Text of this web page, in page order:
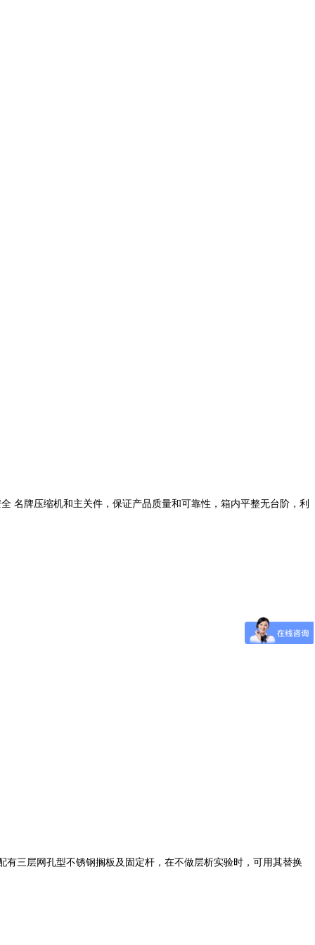
名牌压缩机和主关件，保证产品质量和可靠性，箱内平整无台阶，利
三层网孔型不锈钢搁板及固定杆，在不做层析实验时，可用其替换